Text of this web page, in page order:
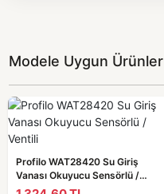
Modele Uygun Ürünler
Profilo WAT28420 Su Giriş
Vanası Okuyucu Sensörlü /
Ventili